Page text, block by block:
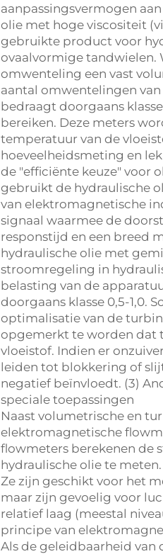
aanpassingsvermogen
olie met hoge viscositeit
gebruikte product voor
ovaalvormige tandwielen.
omwenteling een vast
aantal omwentelingen
bedraagt doorgaans
bereiken. Deze meters
temperatuur van de
hoeveelheidsmeting en
de "efficiënte keuze" voor
gebruikt de hydraulische
van elektromagnetische
signaal waarmee de
responstijd en een breed
hydraulische olie met
stroomregeling in
belasting van de
doorgaans klasse 0,5-1,0.
optimalisatie van de
opgemerkt te worden dat
vloeistof. Indien er
leiden tot blokkering of
negatief beïnvloedt. (3)
speciale toepassingen
Naast volumetrische en
elektromagnetische
flowmeters berekenen de
hydraulische olie te
Ze zijn geschikt voor het
maar zijn gevoelig voor
relatief laag (meestal
principe van
Als de geleidbaarheid van